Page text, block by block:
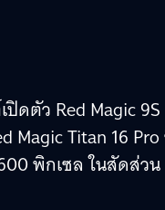
ดตัว Red Magic
Titan 16
พิกเซล ในสัดส่วน